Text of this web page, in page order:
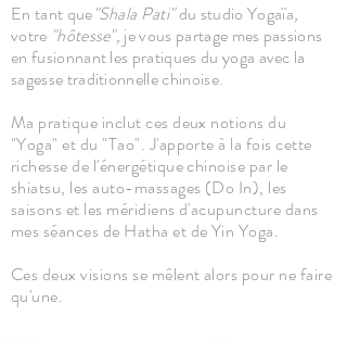
En tant que"Shala Pati"du studio Yogaïa,
votre "hôtesse", je vous partage mes passions
en fusionnant les pratiques du yoga avec la
sagesse traditionnelle chinoise.
Ma pratique inclut ces deux notions du
"Yoga" et du "Tao". J'apporte à la fois cette
richesse de l'énergétique chinoise par le
shiatsu, les auto-massages (Do In), les
saisons et les méridiens d'acupuncture dans
mes séances de Hatha et de Yin Yoga.
Ces deux visions se mêlent alors pour ne faire
qu'une.